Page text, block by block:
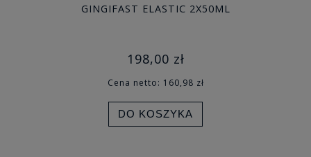
GINGIFAST ELASTIC 2X50ML
198,00 zł
Cena netto: 160,98 zł
DO KOSZYKA